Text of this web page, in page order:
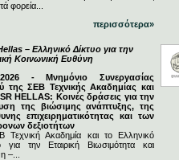
φορεία...
περισσότερα»
– Ελληνικό Δίκτυο για την
Κοινωνική Ευθύνη
2026 - Μνημόνιο Συνεργασίας
της ΣΕΒ Τεχνικής Ακαδημίας και
HELLAS: Κοινές δράσεις για την
της βιώσιμης ανάπτυξης, της
επιχειρηματικότητας και των
δεξιοτήτων
Τεχνική Ακαδημία και το Ελληνικό
για την Εταιρική Βιωσιμότητα και
–...